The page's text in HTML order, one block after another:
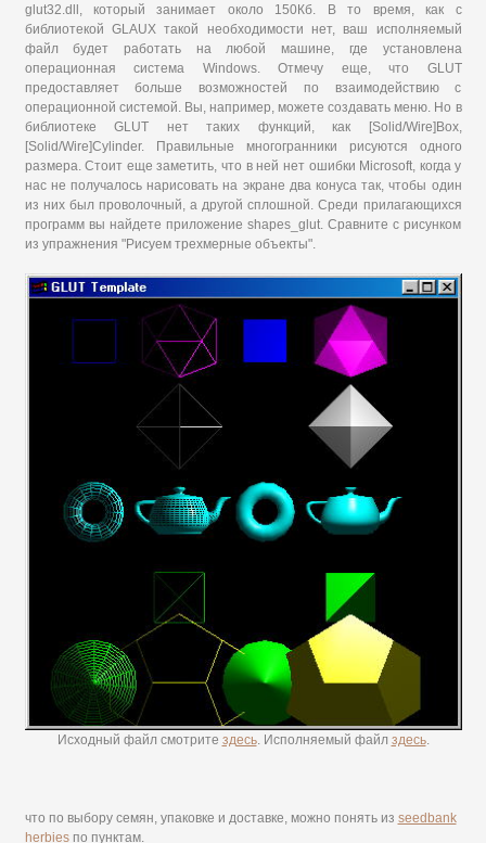
glut32.dll, который занимает около 150Кб. В то время, как с
библиотекой GLAUX такой необходимости нет, ваш исполняемый
файл будет работать на любой машине, где установлена
операционная система Windows. Отмечу еще, что GLUT
предоставляет больше возможностей по взаимодействию с
операционной системой. Вы, например, можете создавать меню. Но в
библиотеке GLUT нет таких функций, как [Solid/Wire]Box,
[Solid/Wire]Cylinder. Правильные многогранники рисуются одного
размера. Стоит еще заметить, что в ней нет ошибки Microsoft, когда у
нас не получалось нарисовать на экране два конуса так, чтобы один
из них был проволочный, а другой сплошной. Среди прилагающихся
программ вы найдете приложение shapes_glut. Сравните с рисунком
из упражнения "Рисуем трехмерные объекты".
Исходный файл смотрите здесь. Исполняемый файл здесь.
что по выбору семян, упаковке и доставке, можно понять из seedbank
herbiesпо пунктам.